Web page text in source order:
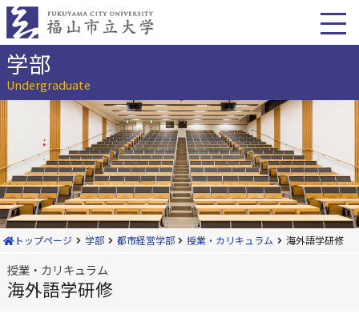
本
へ
動学部
Undergraduate
トップページ 学部 都市経営学部 授業・カリキュラム 海外語学研修
授業・カリキュラム
海外語学研修